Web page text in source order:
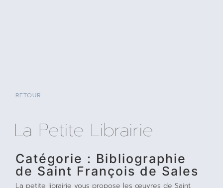
RETOUR
La Petite Librairie
Catégorie : Bibliographie
de Saint François de Sales
La petite librairie vous propose les œuvres de Saint